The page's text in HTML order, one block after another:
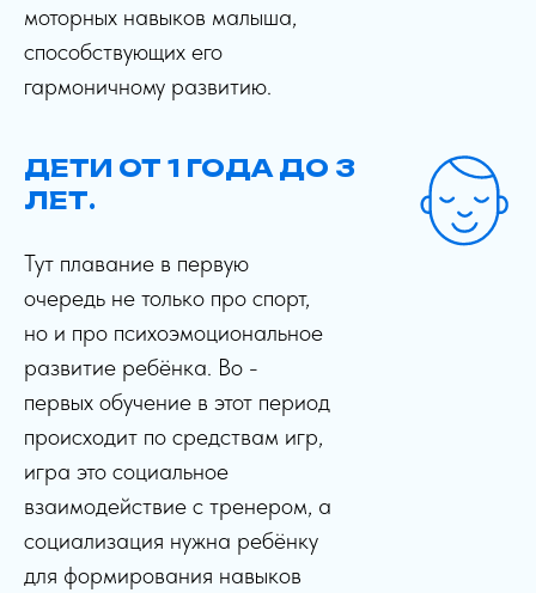
моторных навыков малыша,
способствующих его
гармоничному развитию.
ДЕТИ ОТ 1 ГОДА ДО 3
ЛЕТ.
Тут плавание в первую
очередь не только про спорт,
но и про психоэмоциональное
развитие ребёнка. Во -
первых обучение в этот период
происходит по средствам игр,
игра это социальное
взаимодействие с тренером, а
социализация нужна ребёнку
для формирования навыков